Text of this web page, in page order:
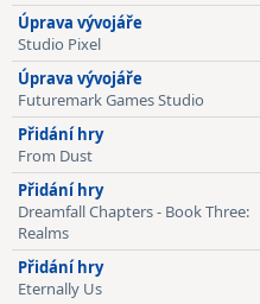
Úprava vývojáře
Studio Pixel
Úprava vývojáře
Futuremark Games Studio
Přidání hry
From Dust
Přidání hry
Dreamfall Chapters - Book Three:
Realms
Přidání hry
Eternally Us